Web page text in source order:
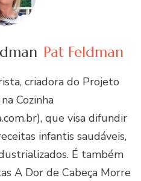
Pat Feldman
criadora do Projeto
Cozinha
que visa difundir
infantis saudáveis,
É também
A Dor de Cabeça Morre